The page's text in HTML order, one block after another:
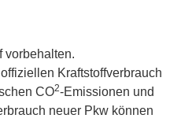
vorbehalten.
Kraftstoffverbrauch
CO2-Emissionen und
neuer Pkw können